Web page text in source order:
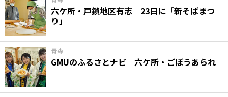
六ケ所・戸鎖地区有志 23日に「新そばまつ
り」
青森
GMUのふるさとナビ 六ケ所・ごぼうあられ